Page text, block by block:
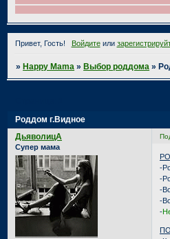
Привет, Гость! Войдитеили
»Happy Mama »Выбор роддома »
Роддом г.Видное
ДьяволицА
Супер мама
-
-
-
-
-